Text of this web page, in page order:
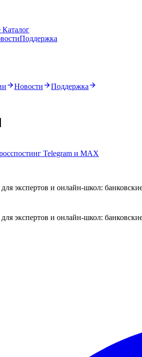
Каталог
Поддержка
Новости
Поддержка
Telegram и MAX
экспертов и онлайн-школ:
экспертов и онлайн-школ: